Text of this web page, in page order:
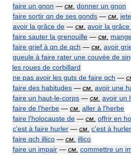
faire un gnon — см. donner un gnon
faire sortir qn de ses gonds — см.
avoir la grâce de — см. avoir la
faire sauter la grenouille — см.
faire grief à qn de qch — см. avoir
gueule à faire rater une couvée de
les roues de corbillard
ne pas avoir les guts de faire qch —
faire des habitudes — см. avoir une
faire un haut-le-corps — см. avoir un
faire de l'herbe — см. aller à l'herbe
faire l'holocauste de — см. offrir en
c'est à faire hurler — см. c'est à hurler
faire qch illico — см. illico
faire un impair — см. commettre un